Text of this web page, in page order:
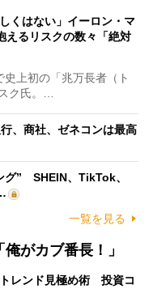
くはない」イーロン・マ
えるリスクの数々「絶対
上初の「兆万長者（ト
ク氏。…
、商社、ゼネコンは最高
グ” SHEIN、TikTok、
一覧を見る
がカブ番長！」
トレンド見極め術 投資コ